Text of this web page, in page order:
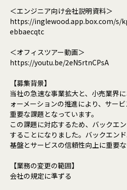
＜エンジニア向け会社説明資料＞
https://inglewood.app.box.com/s/
ebbaecqtc
＜オフィスツアー動画＞
https://youtu.be/2eN5rtnCPsA
【募集背景】
当社の急速な事業拡大と、小売業界
ォーメーションの推進により、サー
重要な課題となっています。
この課題に対応するため、バックエ
することになりました。バックエン
基盤とサービスの信頼性向上に重要な
【業務の変更の範囲】
会社の規定に準ずる